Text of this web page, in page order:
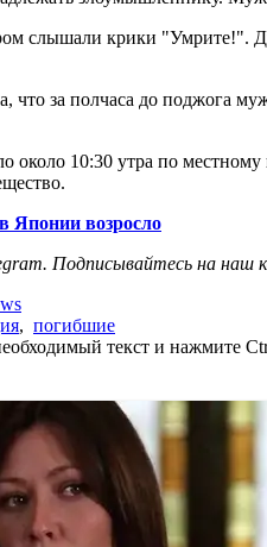
слышали крики "Умрите!".
за полчаса до поджога
около 10:30 утра по
Японии возросло
Подписывайтесь на наш
, погибшие
текст и нажмите